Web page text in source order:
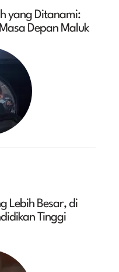
yang Ditanami:
Depan Maluk
Lebih Besar, di
Tinggi